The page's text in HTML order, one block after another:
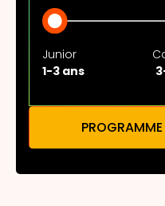
Junior
1-3 ans